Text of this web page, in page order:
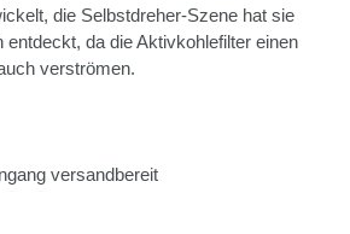
die Selbstdreher-Szene hat sie
entdeckt, da die Aktivkohlefilter einen
verströmen.
versandbereit